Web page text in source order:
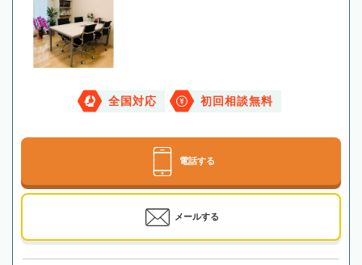
全国対応 初回相談無料
電話する
メールする